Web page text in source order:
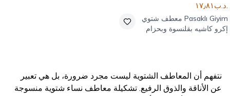
.د.ب١٧٫٨١
Pasaklı Giyim معطف شتوي
إكرو كاشيه بقلنسوة وبحزام
نتفهم أن المعاطف الشتوية ليست مجرد ضرورة، بل هي تعبير
عن الأناقة والذوق الرفيع. تشكيلة معاطف نساء شتوية منسوجة